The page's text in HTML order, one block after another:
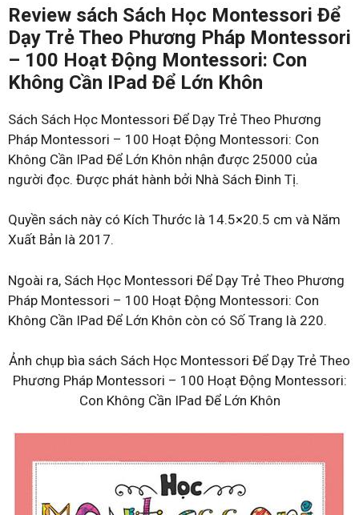
Review sách Sách Học Montessori Để
Dạy Trẻ Theo Phương Pháp Montessori
– 100 Hoạt Động Montessori: Con
Không Cần IPad Để Lớn Khôn
Sách Sách Học Montessori Để Dạy Trẻ Theo Phương
Pháp Montessori – 100 Hoạt Động Montessori: Con
Không Cần IPad Để Lớn Khôn nhận được 25000 của
người đọc. Được phát hành bởi Nhà Sách Đinh Tị.
Quyền sách này có Kích Thước là 14.5×20.5 cm và Năm
Xuất Bản là 2017.
Ngoài ra, Sách Học Montessori Để Dạy Trẻ Theo Phương
Pháp Montessori – 100 Hoạt Động Montessori: Con
Không Cần IPad Để Lớn Khôn còn có Số Trang là 220.
Ảnh chụp bìa sách Sách Học Montessori Để Dạy Trẻ Theo
Phương Pháp Montessori – 100 Hoạt Động Montessori:
Con Không Cần IPad Để Lớn Khôn